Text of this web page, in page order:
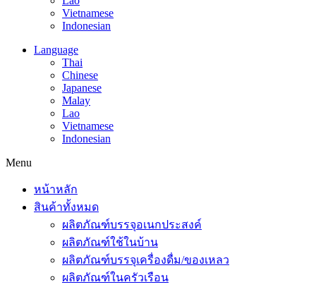
Vietnamese
Indonesian
Language
Thai
Chinese
Japanese
Malay
Lao
Vietnamese
Indonesian
Menu
หน้าหลัก
สินค้าทั้งหมด
ผลิตภัณฑ์บรรจุอเนกประสงค์
ผลิตภัณฑ์ใช้ในบ้าน
ผลิตภัณฑ์บรรจุเครื่องดื่ม/ของเหลว
ผลิตภัณฑ์ในครัวเรือน